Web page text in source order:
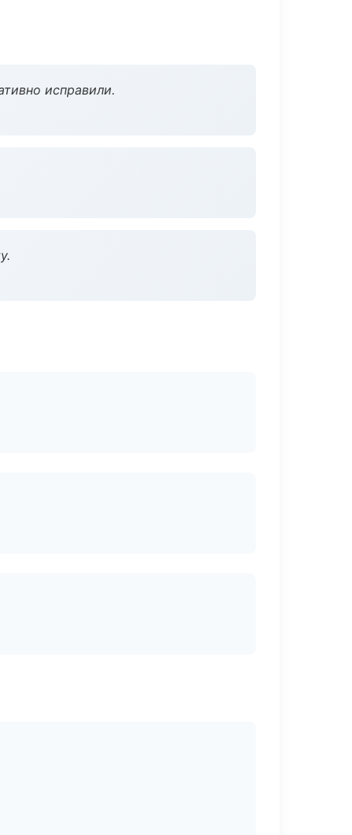
исправили.